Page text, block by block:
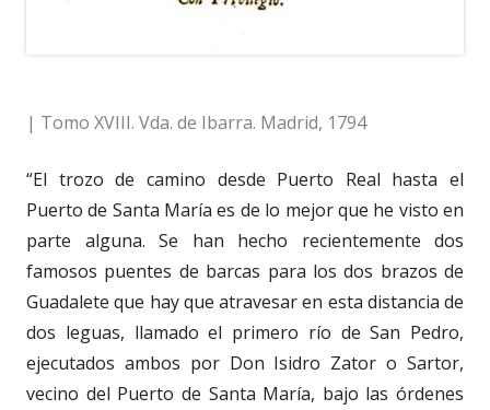
| Tomo XVIII. Vda. de Ibarra. Madrid, 1794
“El trozo de camino desde Puerto Real hasta el
Puerto de Santa María es de lo mejor que he visto en
parte alguna. Se han hecho recientemente dos
famosos puentes de barcas para los dos brazos de
Guadalete que hay que atravesar en esta distancia de
dos leguas, llamado el primero río de San Pedro,
ejecutados ambos por Don Isidro Zator o Sartor,
vecino del Puerto de Santa María, bajo las órdenes